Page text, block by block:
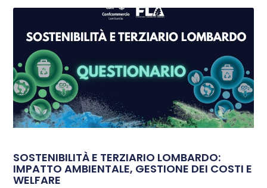
SOSTENIBILITÀ E TERZIARIO LOMBARDO:
IMPATTO AMBIENTALE, GESTIONE DEI COSTI E
WELFARE